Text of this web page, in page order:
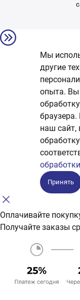
Мы
другие
опыта. Вы
наш сайт,
Принять
Оплачивайте
Получайте заказы